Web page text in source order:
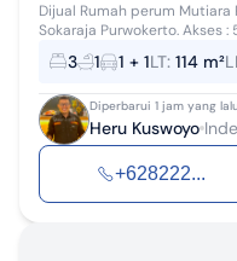
Dijual Rumah perum Mutiara
Sokaraja Purwokerto. Akses :
3 1 1 + 1LT: 114 m²
Diperbarui 1 jam yang
Heru Kuswoyo
+628222...